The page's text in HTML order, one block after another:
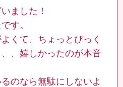
ました！
す。
くて、ちょっとびっく
、嬉しかったのが本音
のなら無駄にしないよ